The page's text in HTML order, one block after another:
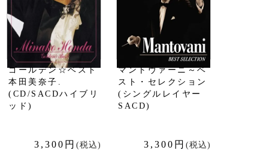
ゴールデン☆ベスト
本田美奈子.
(CD/SACDハイブリ
ッド)
3,300円 (税込)
マントヴァーニ～ベ
スト・セレクション
(シングルレイヤー
SACD)
3,300円 (税込)